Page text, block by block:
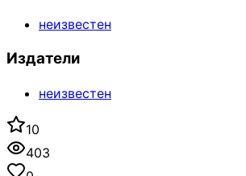
неизвестен
Издатели
неизвестен
10
403